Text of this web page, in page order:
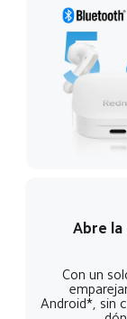
instante